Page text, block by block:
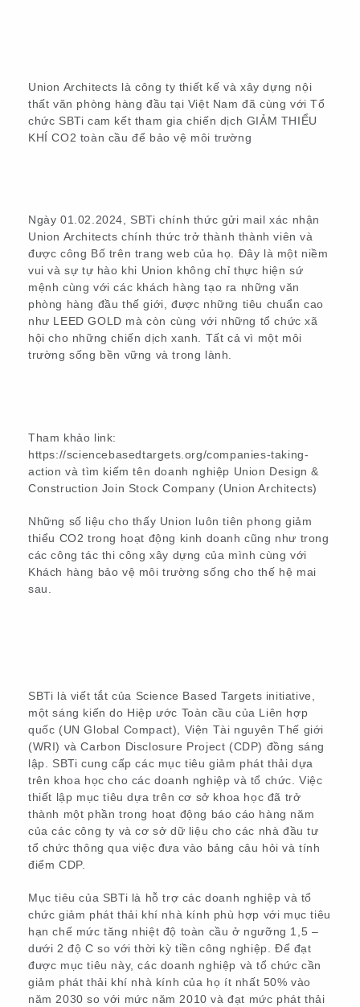
Union Architects là công ty thiết kế và xây dựng nội
thất văn phòng hàng đầu tại Việt Nam đã cùng với Tổ
chức SBTi cam kết tham gia chiến dịch GIẢM THIỂU
KHÍ CO2 toàn cầu để bảo vệ môi trường
Ngày 01.02.2024, SBTi chính thức gửi mail xác nhận
Union Architects chính thức trở thành thành viên và
được công Bố trên trang web của họ. Đây là một niềm
vui và sự tự hào khi Union không chỉ thực hiện sứ
mệnh cùng với các khách hàng tạo ra những văn
phòng hàng đầu thế giới, được những tiêu chuẩn cao
như LEED GOLD mà còn cùng với những tổ chức xã
hội cho những chiến dịch xanh. Tất cả vì một môi
trường sống bền vững và trong lành.
Tham khảo link:
https://sciencebasedtargets.org/companies-taking-
action và tìm kiếm tên doanh nghiệp Union Design &
Construction Join Stock Company (Union Architects)
Những số liệu cho thấy Union luôn tiên phong giảm
thiểu CO2 trong hoạt động kinh doanh cũng như trong
các công tác thi công xây dựng của mình cùng với
Khách hàng bảo vệ môi trường sống cho thế hệ mai
sau.
SBTi là viết tắt của Science Based Targets initiative,
một sáng kiến do Hiệp ước Toàn cầu của Liên hợp
quốc (UN Global Compact), Viện Tài nguyên Thế giới
(WRI) và Carbon Disclosure Project (CDP) đồng sáng
lập. SBTi cung cấp các mục tiêu giảm phát thải dựa
trên khoa học cho các doanh nghiệp và tổ chức. Việc
thiết lập mục tiêu dựa trên cơ sở khoa học đã trở
thành một phần trong hoạt động báo cáo hàng năm
của các công ty và cơ sở dữ liệu cho các nhà đầu tư
tổ chức thông qua việc đưa vào bảng câu hỏi và tính
điểm CDP.
Mục tiêu của SBTi là hỗ trợ các doanh nghiệp và tổ
chức giảm phát thải khí nhà kính phù hợp với mục tiêu
hạn chế mức tăng nhiệt độ toàn cầu ở ngưỡng 1,5 –
dưới 2 độ C so với thời kỳ tiền công nghiệp. Để đạt
được mục tiêu này, các doanh nghiệp và tổ chức cần
giảm phát thải khí nhà kính của họ ít nhất 50% vào
năm 2030 so với mức năm 2010 và đạt mức phát thải